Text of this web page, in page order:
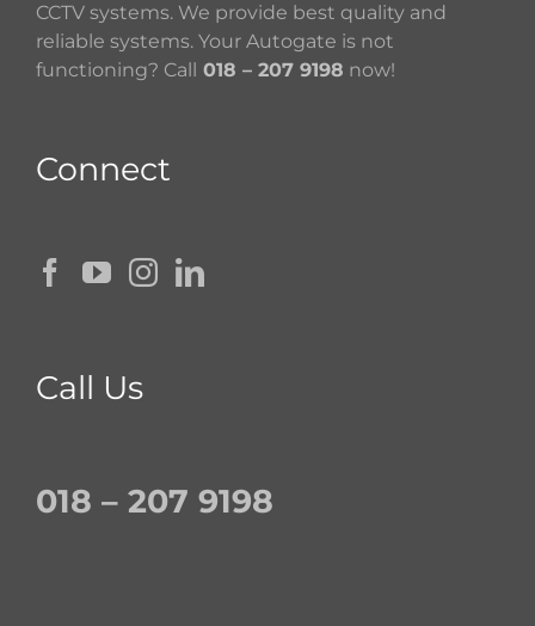
CCTV systems. We provide best quality and
reliable systems. Your Autogate is not
functioning? Call 018 – 207 9198 now!
Connect
Call Us
018 – 207 9198